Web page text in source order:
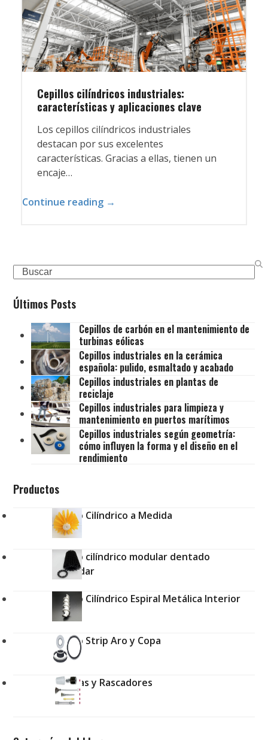
Cepillos cilíndricos industriales:
características y aplicaciones clave
Los cepillos cilíndricos industriales
destacan por sus excelentes
características. Gracias a ellas, tienen un
encaje…
Continue reading →
Search
Últimos Posts
Cepillos de carbón en el mantenimiento de
turbinas eólicas
Cepillos industriales en la cerámica
española: pulido, esmaltado y acabado
Cepillos industriales en plantas de
reciclaje
Cepillos industriales para limpieza y
mantenimiento en puertos marítimos
Cepillos industriales según geometría:
cómo influyen la forma y el diseño en el
rendimiento
Productos
Cepillo Cilíndrico a Medida
Cepillo cilíndrico modular dentado
estándar
Cepillo Cilíndrico Espiral Metálica Interior
Cepillo Strip Aro y Copa
Brochas y Rascadores